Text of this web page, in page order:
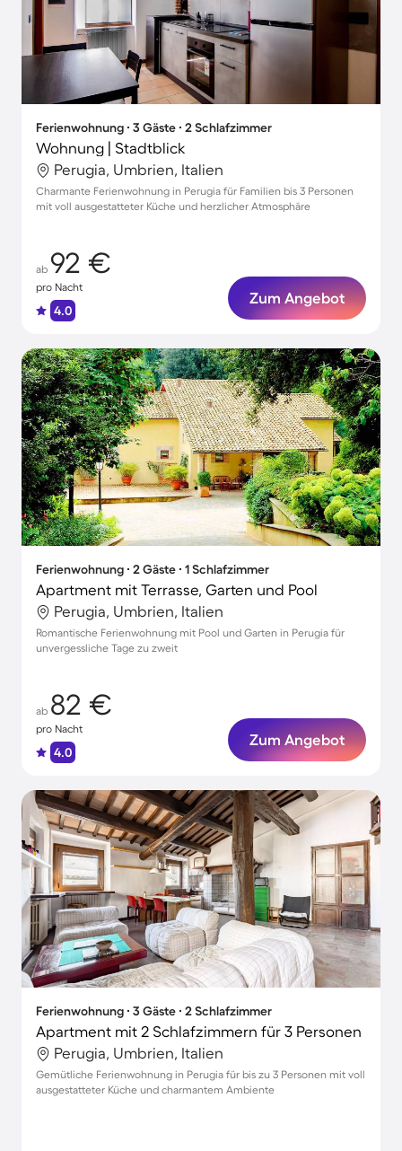
Ferienwohnung ∙ 3 Gäste ∙ 2 Schlafzimmer
Wohnung | Stadtblick
Perugia, Umbrien, Italien
Charmante Ferienwohnung in Perugia für Familien bis 3 Personen
mit voll ausgestatteter Küche und herzlicher Atmosphäre
ab 92 €
pro Nacht
4.0
Zum Angebot
Ferienwohnung ∙ 2 Gäste ∙ 1 Schlafzimmer
Apartment mit Terrasse, Garten und Pool
Perugia, Umbrien, Italien
Romantische Ferienwohnung mit Pool und Garten in Perugia für
unvergessliche Tage zu zweit
ab 82 €
pro Nacht
4.0
Zum Angebot
Ferienwohnung ∙ 3 Gäste ∙ 2 Schlafzimmer
Apartment mit 2 Schlafzimmern für 3 Personen
Perugia, Umbrien, Italien
Gemütliche Ferienwohnung in Perugia für bis zu 3 Personen mit voll
ausgestatteter Küche und charmantem Ambiente